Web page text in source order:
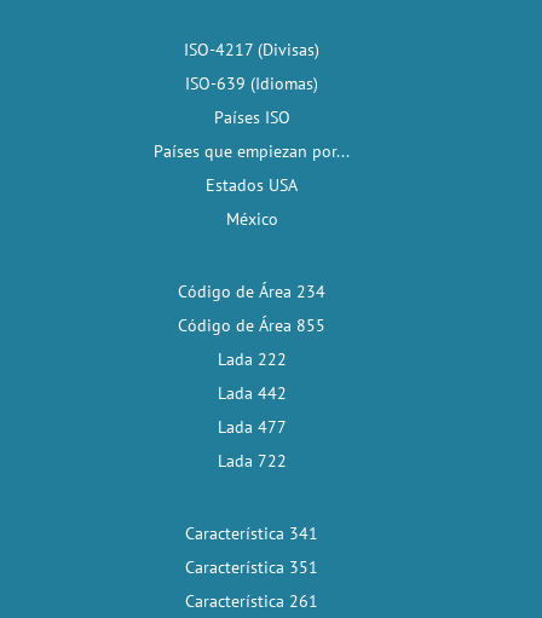
ISO-4217 (Divisas)
ISO-639 (Idiomas)
Países ISO
Países que empiezan por...
Estados USA
México
Código de Área 234
Código de Área 855
Lada 222
Lada 442
Lada 477
Lada 722
Característica 341
Característica 351
Característica 261